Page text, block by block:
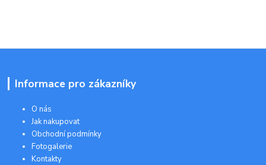
Informace pro zákazníky
O nás
Jak nakupovat
Obchodní podmínky
Fotogalerie
Kontakty